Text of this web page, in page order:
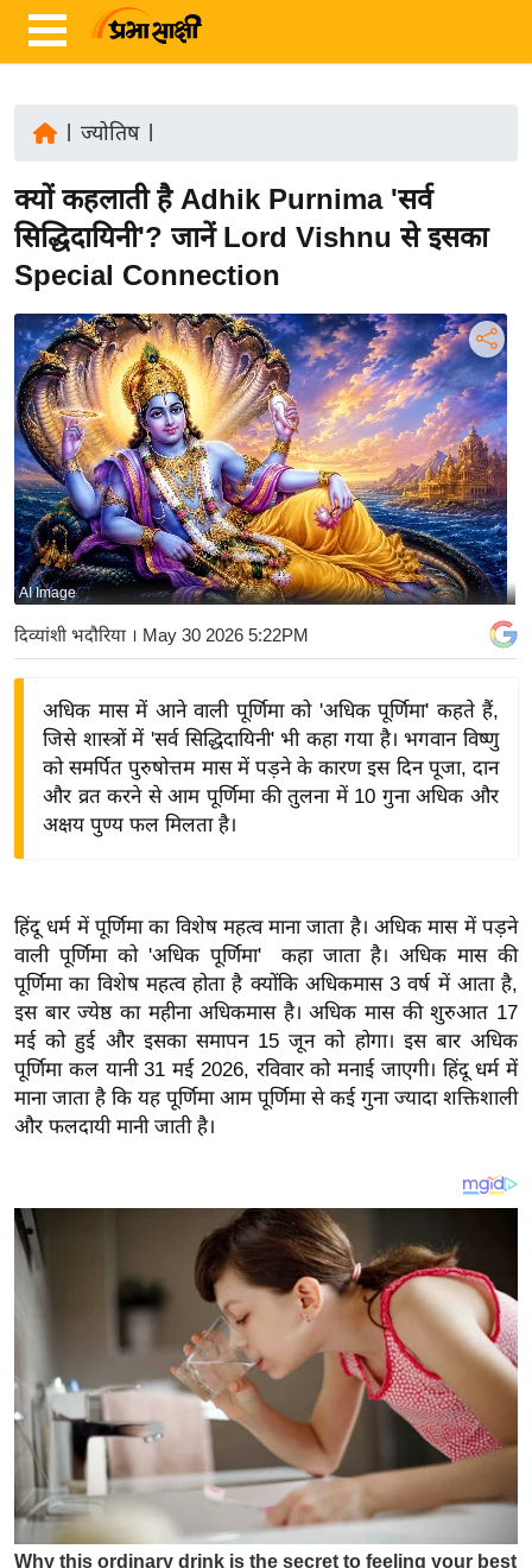
ज़ा
ख
ब
र
रा
ष्ट्री
य
अं
त
र्रा
ष्ट्री
य
बि
ज़
ने
द्यो
वि
शे
ष
ज्ञ
रा
य
ब
ज
खे
ल
क्रि
P
L
2
0
2
6
ज्योतिष|
क्यों कहलाती है Adhik Purnima 'सर्व
सिद्धिदायिनी'? जानें Lord Vishnu से इसका
Special Connection
AI Image
दिव्यांशी भदौरिया । May 30 2026 5:22PM
अधिक मास में आने वाली पूर्णिमा को 'अधिक पूर्णिमा' कहते हैं,
जिसे शास्त्रों में 'सर्व सिद्धिदायिनी' भी कहा गया है। भगवान विष्णु
को समर्पित पुरुषोत्तम मास में पड़ने के कारण इस दिन पूजा, दान
और व्रत करने से आम पूर्णिमा की तुलना में 10 गुना अधिक और
अक्षय पुण्य फल मिलता है।
हिंदू धर्म में पूर्णिमा का विशेष महत्व माना जाता है। अधिक मास में पड़ने
वाली पूर्णिमा को 'अधिक पूर्णिमा' कहा जाता है। अधिक मास की
पूर्णिमा का विशेष महत्व होता है क्योंकि अधिकमास 3 वर्ष में आता है,
इस बार ज्येष्ठ का महीना अधिकमास है। अधिक मास की शुरुआत 17
मई को हुई और इसका समापन 15 जून को होगा। इस बार अधिक
पूर्णिमा कल यानी 31 मई 2026, रविवार को मनाई जाएगी। हिंदू धर्म में
माना जाता है कि यह पूर्णिमा आम पूर्णिमा से कई गुना ज्यादा शक्तिशाली
और फलदायी मानी जाती है।